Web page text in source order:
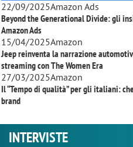
22/09/2025Amazon Ads
Beyond the Generational Divide: gli
Amazon Ads
15/04/2025Amazon
Jeep reinventa la narrazione
streaming conThe Women Era
27/03/2025Amazon
Il “Tempo di qualità” per gli italiani:
brand
INTERVISTE